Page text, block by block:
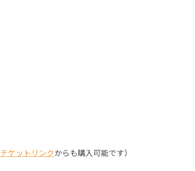
チケットリンクからも購入可能です）